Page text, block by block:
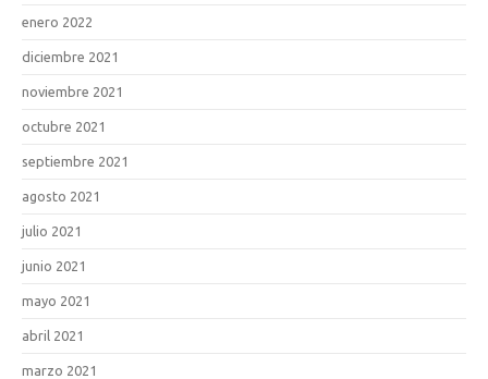
enero 2022
diciembre 2021
noviembre 2021
octubre 2021
septiembre 2021
agosto 2021
julio 2021
junio 2021
mayo 2021
abril 2021
marzo 2021